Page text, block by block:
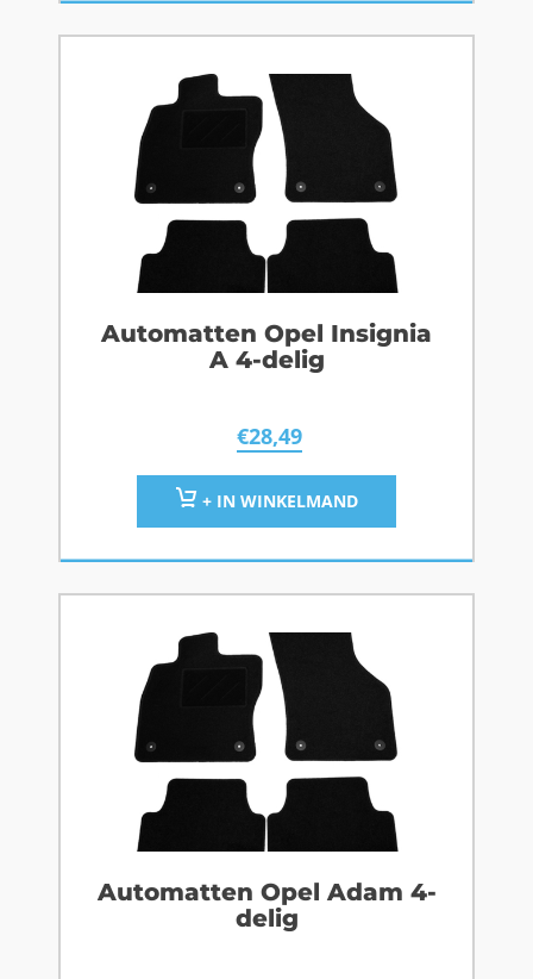
Automatten Opel Insignia
A 4-delig
€28,49
+ IN WINKELMAND
Automatten Opel Adam 4-
delig